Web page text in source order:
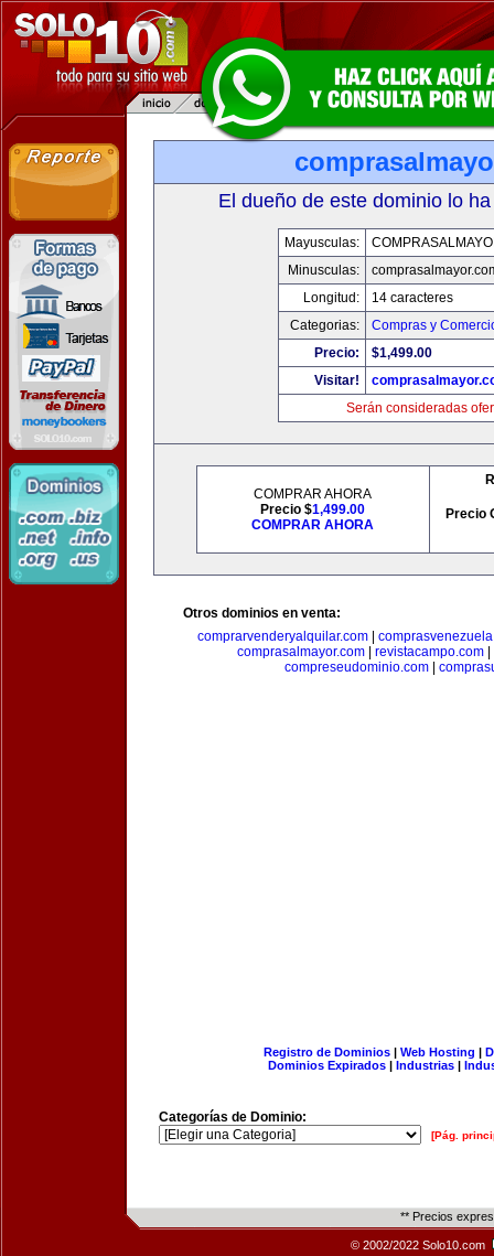
El dueño de este dominio lo
Mayusculas:
Minusculas:
Longitud:
14 caracteres
Categorias:
Compras y
Precio:
$1,499.00
Visitar!
Serán consideradas
COMPRAR AHORA
Precio $1,499.00
COMPRAR AHORA
Precio
Otros dominios en venta:
comprarvenderyalquilar.com|
comprasalmayor.com| revistacampo.com|
compreseudominio.com|
Registro de Dominios| Web Hosting |
Dominios Expirados | Industrias |
Categorías de Dominio:
[Pág.
** Precios
© 2002/2022 Solo10.com